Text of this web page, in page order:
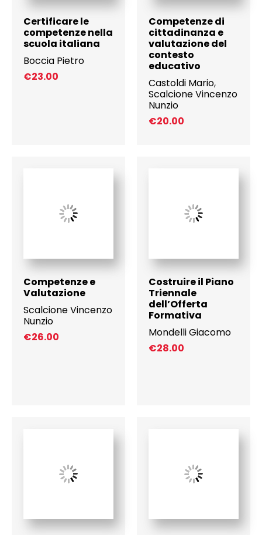
Certificare le
competenze nella
scuola italiana
Boccia Pietro
€23.00
Competenze di
cittadinanza e
valutazione del
contesto
educativo
Castoldi Mario,
Scalcione Vincenzo
Nunzio
€20.00
Competenze e
Valutazione
Scalcione Vincenzo
Nunzio
€26.00
Costruire il Piano
Triennale
dell’Offerta
Formativa
Mondelli Giacomo
€28.00